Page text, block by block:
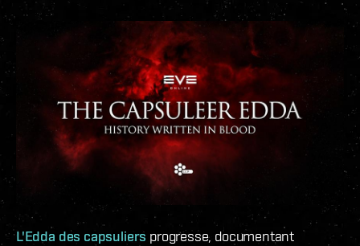
L'Edda des capsuliers progresse, documentant